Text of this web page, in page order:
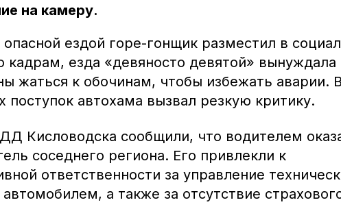
на камеру.
ездой горе-гонщик разместил в
кадрам, езда «девяносто девятой» вынуждала
жаться к обочинам, чтобы избежать аварии. В
поступок автохама вызвал резкую критику.
Кисловодска сообщили, что водителем
соседнего региона. Его привлекли к
ответственности за управление
а также за отсутствие